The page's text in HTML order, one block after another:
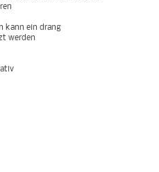
kann ein drang
werden